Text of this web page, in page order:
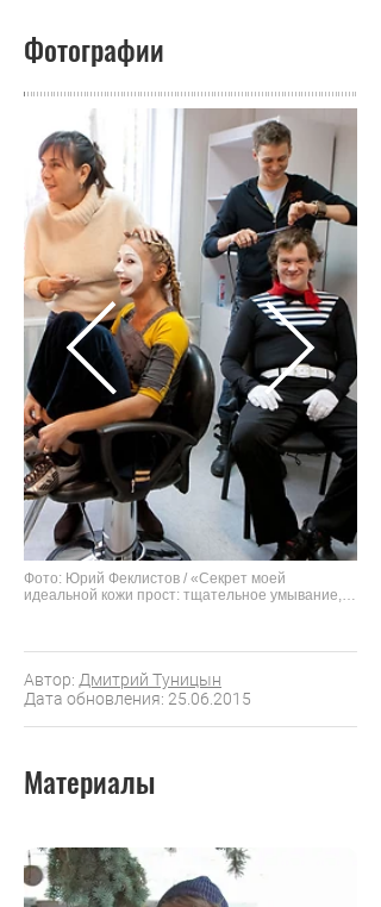
Фотографии
Фото: Юрий Феклистов / «Секрет моей
идеальной кожи прост: тщательное умывание,
Автор: Дмитрий Туницын
Дата обновления: 25.06.2015
Материалы